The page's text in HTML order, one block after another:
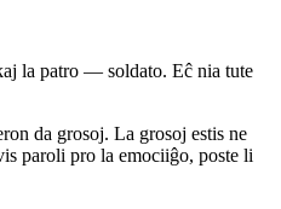
la patro — soldato. Eĉ nia tute
da grosoj. La grosoj estis ne
paroli pro la emociiĝo, poste li